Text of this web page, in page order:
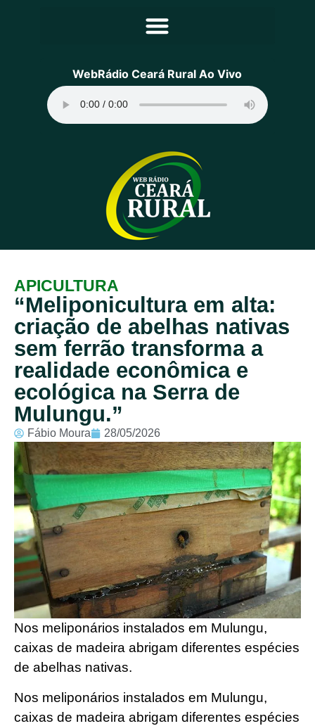
Principal
Programação
Equipe
Contato
Sobre
WebRádio Ceará Rural Ao Vivo
APICULTURA
“Meliponicultura em alta:
criação de abelhas nativas
sem ferrão transforma a
realidade econômica e
ecológica na Serra de
Mulungu.”
Fábio Moura 28/05/2026
Nos meliponários instalados em Mulungu,
caixas de madeira abrigam diferentes espécies
de abelhas nativas.
Nos meliponários instalados em Mulungu,
caixas de madeira abrigam diferentes espécies